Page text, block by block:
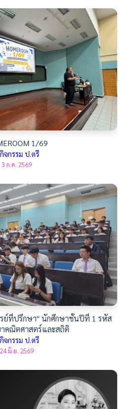
1/69
จกรรม ป.ตรี
3 ก.ค. 2569
ย์ที่ปรึกษา" นักศึกษาชั้นปีที่ 1 รหัส
คณิตศาสตร์และสถิติ
จกรรม ป.ตรี
24 มิ.ย. 2569